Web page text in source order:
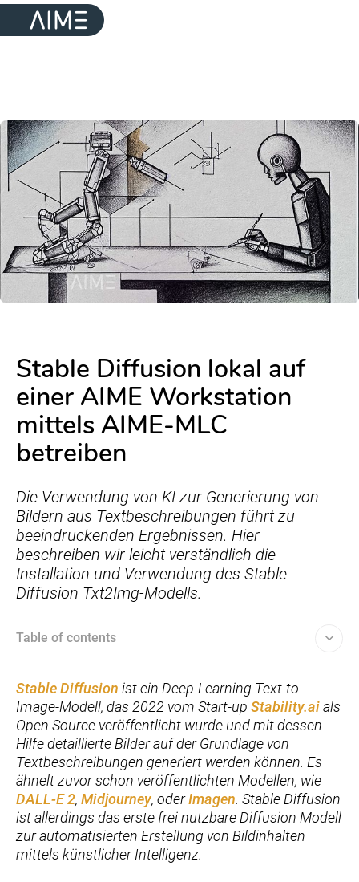
Stable Diffusion lokal auf
einer AIME Workstation
mittels AIME-MLC
betreiben
Die Verwendung von KI zur Generierung von
Bildern aus Textbeschreibungen führt zu
beeindruckenden Ergebnissen. Hier
beschreiben wir leicht verständlich die
Installation und Verwendung des Stable
Diffusion Txt2Img-Modells.
Table of contents
Stable Diffusion ist ein Deep-Learning Text-to-
Image-Modell, das 2022 vom Start-up Stability.aials
Open Source veröffentlicht wurde und mit dessen
Hilfe detaillierte Bilder auf der Grundlage von
Textbeschreibungen generiert werden können. Es
ähnelt zuvor schon veröffentlichten Modellen, wie
DALL-E 2, Midjourney, oderImagen. Stable Diffusion
ist allerdings das erste frei nutzbare Diffusion Modell
zur automatisierten Erstellung von Bildinhalten
mittels künstlicher Intelligenz.